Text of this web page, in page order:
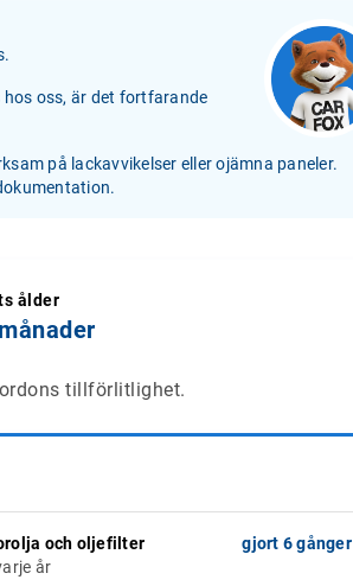
oss, är det fortfarande
på lackavvikelser eller ojämna paneler.
ålder
tillförlitlighet.
och oljefilter
år
gjort 6 gånger